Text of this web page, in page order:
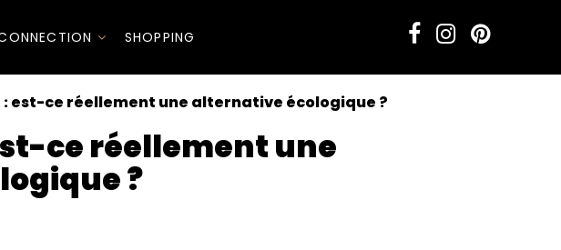
SHOPPING
: est-ce réellement une alternative écologique ?
ce réellement une
?